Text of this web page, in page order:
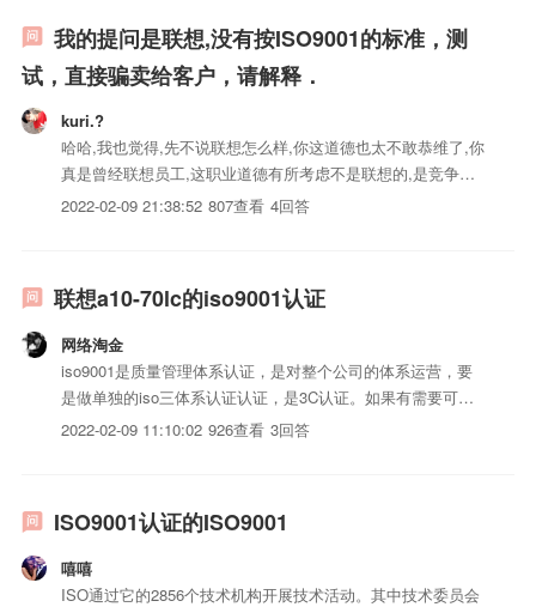
我的提问是联想,没有按ISO9001的标准，测
试，直接骗卖给客户，请解释．
kuri.?
哈哈,我也觉得,先不说联想怎么样,你这道德也太不敢恭维了,你
真是曾经联想员工,这职业道德有所考虑不是联想的,是竞争对
手?缺乏公平竞争能力,道德还是要考虑
2022-02-09 21:38:52 807查看 4回答
联想a10-70lc的iso9001认证
网络淘金
iso9001是质量管理体系认证，是对整个公司的体系运营，要
是做单独的iso三体系认证认证，是3C认证。如果有需要可以
微我，我们中心可以做
2022-02-09 11:10:02 926查看 3回答
ISO9001认证的ISO9001
嘻嘻
ISO通过它的2856个技术机构开展技术活动。其中技术委员会